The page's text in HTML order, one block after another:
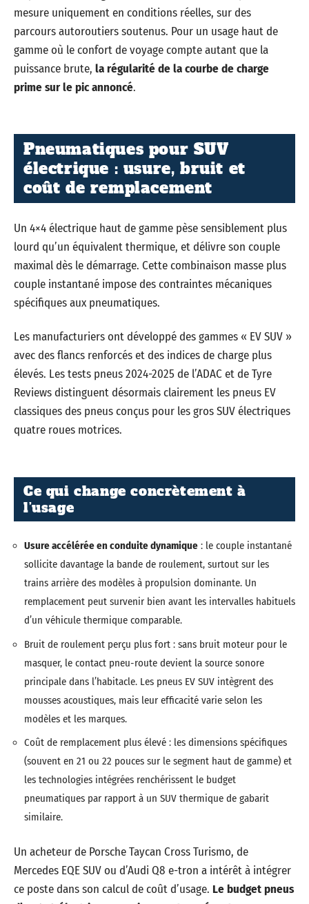
mesure uniquement en conditions réelles, sur des
parcours autoroutiers soutenus. Pour un usage haut de
gamme où le confort de voyage compte autant que la
puissance brute, la régularité de la courbe de charge
prime sur le pic annoncé.
Pneumatiques pour SUV
électrique : usure, bruit et
coût de remplacement
Un 4×4 électrique haut de gamme pèse sensiblement plus
lourd qu’un équivalent thermique, et délivre son couple
maximal dès le démarrage. Cette combinaison masse plus
couple instantané impose des contraintes mécaniques
spécifiques aux pneumatiques.
Les manufacturiers ont développé des gammes « EV SUV »
avec des flancs renforcés et des indices de charge plus
élevés. Les tests pneus 2024-2025 de l’ADAC et de Tyre
Reviews distinguent désormais clairement les pneus EV
classiques des pneus conçus pour les gros SUV électriques
quatre roues motrices.
Ce qui change concrètement à
l’usage
Usure accélérée en conduite dynamique : le couple instantané
sollicite davantage la bande de roulement, surtout sur les
trains arrière des modèles à propulsion dominante. Un
remplacement peut survenir bien avant les intervalles habituels
d’un véhicule thermique comparable.
Bruit de roulement perçu plus fort : sans bruit moteur pour le
masquer, le contact pneu-route devient la source sonore
principale dans l’habitacle. Les pneus EV SUV intègrent des
mousses acoustiques, mais leur efficacité varie selon les
modèles et les marques.
Coût de remplacement plus élevé : les dimensions spécifiques
(souvent en 21 ou 22 pouces sur le segment haut de gamme) et
les technologies intégrées renchérissent le budget
pneumatiques par rapport à un SUV thermique de gabarit
similaire.
Un acheteur de Porsche Taycan Cross Turismo, de
Mercedes EQE SUV ou d’Audi Q8 e-tron a intérêt à intégrer
ce poste dans son calcul de coût d’usage. Le budget pneus